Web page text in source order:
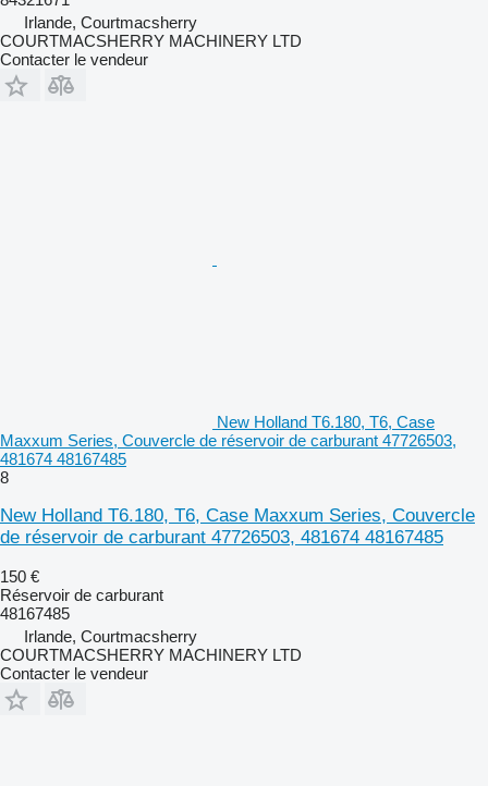
Irlande, Courtmacsherry
COURTMACSHERRY MACHINERY LTD
Contacter le vendeur
New Holland T6.180, T6, Case
Maxxum Series, Couvercle de réservoir de carburant 47726503,
481674 48167485
8
New Holland T6.180, T6, Case Maxxum Series, Couvercle
de réservoir de carburant 47726503, 481674 48167485
150 €
Réservoir de carburant
48167485
Irlande, Courtmacsherry
COURTMACSHERRY MACHINERY LTD
Contacter le vendeur